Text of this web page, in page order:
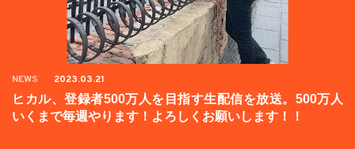
NEWS 2023.03.21
ヒカル、登録者500万人を目指す生配信を放送。500万人
いくまで毎週やります！よろしくお願いします！！